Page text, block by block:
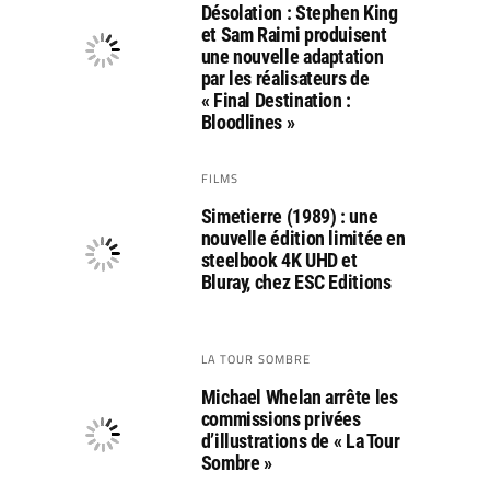
Désolation : Stephen King
et Sam Raimi produisent
une nouvelle adaptation
par les réalisateurs de
« Final Destination :
Bloodlines »
FILMS
Simetierre (1989) : une
nouvelle édition limitée en
steelbook 4K UHD et
Bluray, chez ESC Editions
LA TOUR SOMBRE
Michael Whelan arrête les
commissions privées
d’illustrations de « La Tour
Sombre »